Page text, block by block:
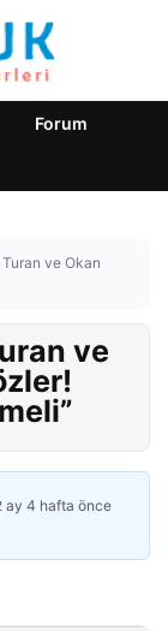
Forum
Turan ve Okan
ve
ay 4 hafta önce